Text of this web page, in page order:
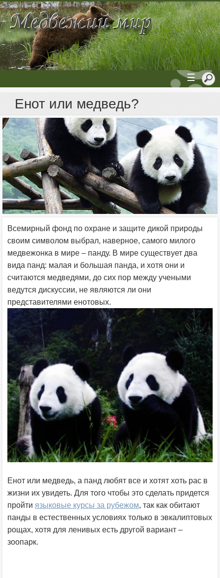
☰
Енот или медведь?
Всемирный фонд по охране и защите дикой природы
своим символом выбрал, наверное, самого милого
медвежонка в мире – панду. В мире существует два
вида панд: малая и большая панда, и хотя они и
считаются медведями, до сих пор между учеными
ведутся дискуссии, не являются ли они
представителями енотовых.
Енот или медведь, а панд любят все и хотят хоть рас в
жизни их увидеть. Для того чтобы это сделать придется
пройти языковые курсы за рубежом, так как обитают
панды в естественных условиях только в эвкалиптовых
рощах, хотя для ленивых есть другой вариант –
зоопарк.